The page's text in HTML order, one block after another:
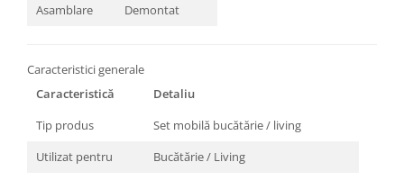
Asamblare
Demontat
Caracteristici generale
Caracteristică
Detaliu
Tip produs
Set mobilă bucătărie / living
Utilizat pentru
Bucătărie / Living